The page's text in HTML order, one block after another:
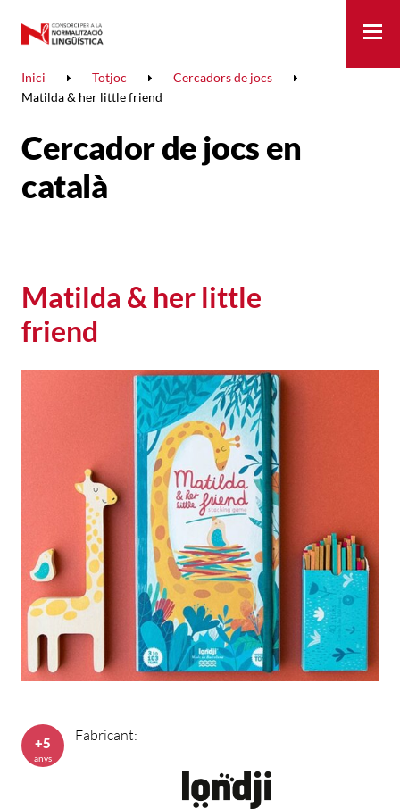
Inici Totjoc
Cercadors de jocs
Matilda & her little friend
Cercador de jocs en
català
Matilda & her little
friend
Fabricant:
+5
anys